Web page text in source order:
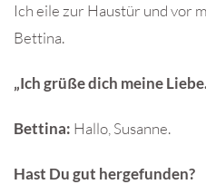
Ich eile zur Haustür und vor
Bettina.
„Ich grüße dich meine
Bettina: Hallo, Susanne.
Hast Du gut hergefunden?